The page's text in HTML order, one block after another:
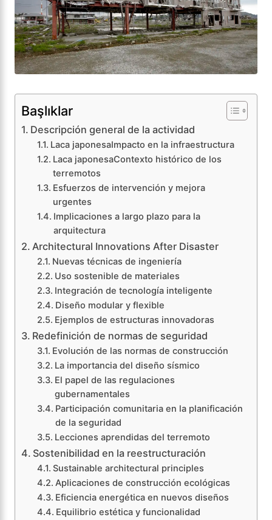
Başlıklar
Descripción general de la actividad
Laca japonesaImpacto en la infraestructura
Laca japonesaContexto histórico de los
terremotos
Esfuerzos de intervención y mejora
urgentes
Implicaciones a largo plazo para la
arquitectura
Architectural Innovations After Disaster
Nuevas técnicas de ingeniería
Uso sostenible de materiales
Integración de tecnología inteligente
Diseño modular y flexible
Ejemplos de estructuras innovadoras
Redefinición de normas de seguridad
Evolución de las normas de construcción
La importancia del diseño sísmico
El papel de las regulaciones
gubernamentales
Participación comunitaria en la planificación
de la seguridad
Lecciones aprendidas del terremoto
Sostenibilidad en la reestructuración
Sustainable architectural principles
Aplicaciones de construcción ecológicas
Eficiencia energética en nuevos diseños
Equilibrio estética y funcionalidad